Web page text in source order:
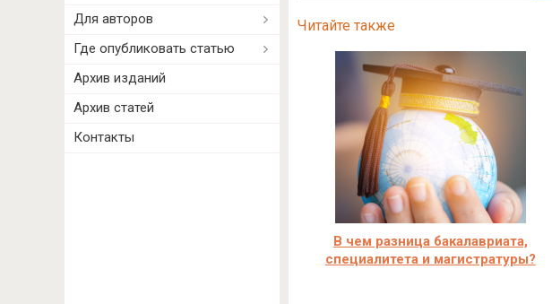
Читайте также
В чем разница бакалавриата,
специалитета и магистратуры?
Для авторов
Где опубликовать статью
Архив изданий
Архив статей
Контакты